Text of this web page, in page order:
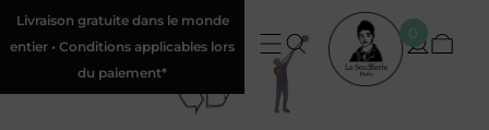
Livraison gratuite dans le monde
entier • Conditions applicables lors
du paiement*
0